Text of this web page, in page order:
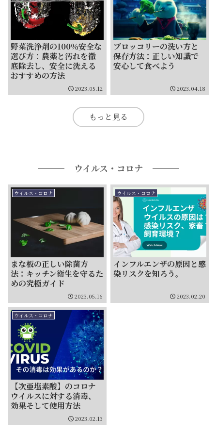
野菜洗浄剤の100％安全な
選び方：農薬と汚れを徹
底除去し、安全に洗える
おすすめの方法
2023.05.12
ブロッコリーの洗い方と
保存方法：正しい知識で
安心して食べよう
2023.04.18
もっと見る
ウイルス・コロナ
ウイルス・コロナ
まな板の正しい除菌方
法：キッチン衛生を守るた
めの究極ガイド
2023.05.16
ウイルス・コロナ
インフルエンザの原因と感
染リスクを知ろう。
2023.02.20
ウイルス・コロナ
【次亜塩素酸】のコロナ
ウイルスに対する消毒、
効果そして使用方法
2023.02.13